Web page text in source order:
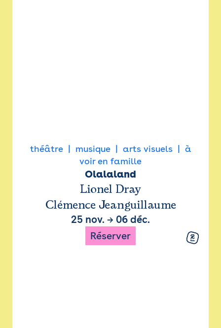
théâtre musique arts visuels
à
voir en famille
Olalaland
Lionel Dray
Clémence Jeanguillaume
25 nov. → 06 déc.
Réserver